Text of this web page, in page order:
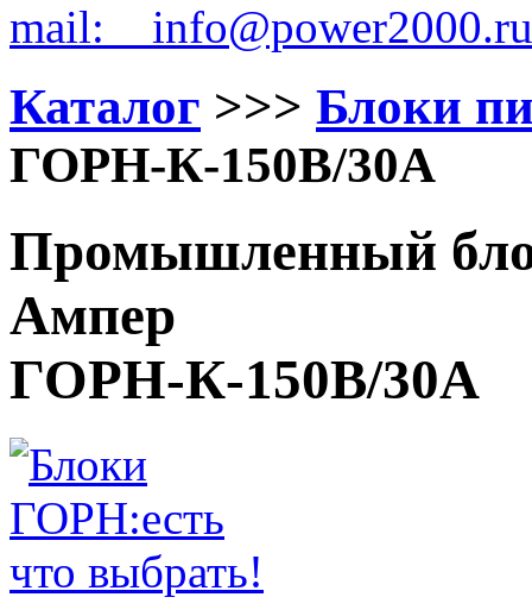
mail: info@power2000.ru
Каталог >>> Блоки
ГОРН-К-150В/30А
Промышленный
Ампер
ГОРН-К-150В/30А